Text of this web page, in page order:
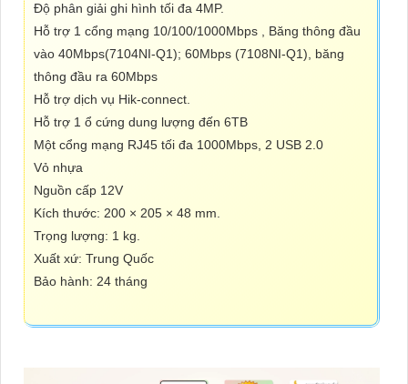
Độ phân giải ghi hình tối đa 4MP.
Hỗ trợ 1 cổng mạng 10/100/1000Mbps , Băng thông đầu
vào 40Mbps(7104NI-Q1); 60Mbps (7108NI-Q1), băng
thông đầu ra 60Mbps
Hỗ trợ dịch vụ Hik-connect.
Hỗ trợ 1 ổ cứng dung lượng đến 6TB
Một cổng mạng RJ45 tối đa 1000Mbps, 2 USB 2.0
Vỏ nhựa
Nguồn cấp 12V
Kích thước: 200 × 205 × 48 mm.
Trọng lượng: 1 kg.
Xuất xứ: Trung Quốc
Bảo hành: 24 tháng